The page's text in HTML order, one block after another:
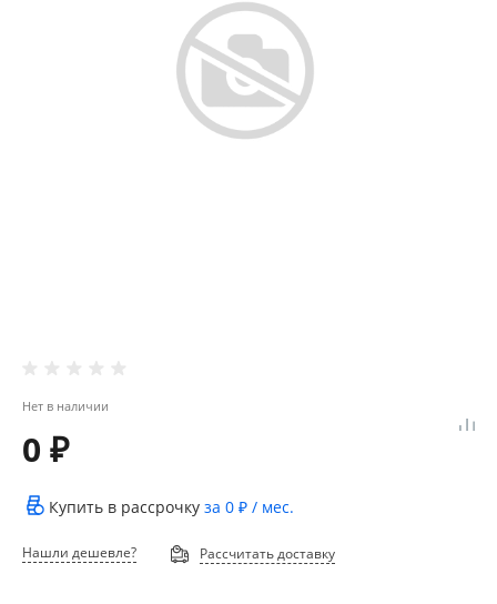
Нет в наличии
0 ₽
Купить в рассрочку за 0 ₽ / мес.
Нашли дешевле? Рассчитать доставку